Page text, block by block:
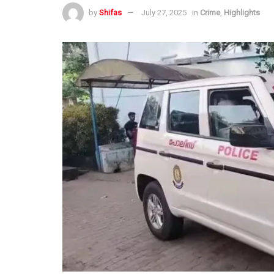
by Shifas July 27, 2025 in Crime, Highlights